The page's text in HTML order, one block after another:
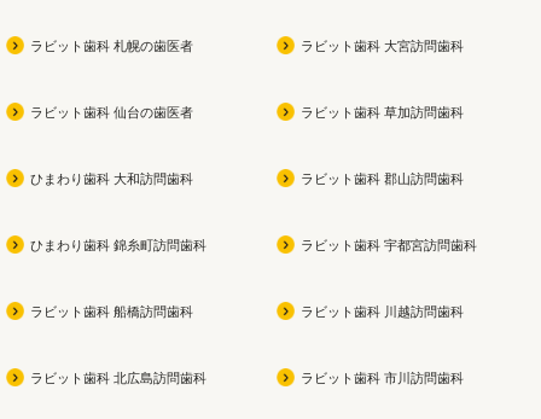
ラビット歯科 札幌の歯医者
ラビット歯科 仙台の歯医者
ひまわり歯科 大和訪問歯科
ひまわり歯科 錦糸町訪問歯科
ラビット歯科 船橋訪問歯科
ラビット歯科 北広島訪問歯科
ラビット歯科 大宮訪問歯科
ラビット歯科 草加訪問歯科
ラビット歯科 郡山訪問歯科
ラビット歯科 宇都宮訪問歯科
ラビット歯科 川越訪問歯科
ラビット歯科 市川訪問歯科